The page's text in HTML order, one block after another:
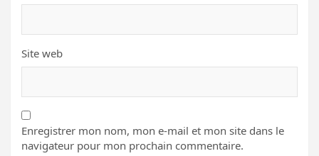
Site web
Enregistrer mon nom, mon e-mail et mon site dans le
navigateur pour mon prochain commentaire.